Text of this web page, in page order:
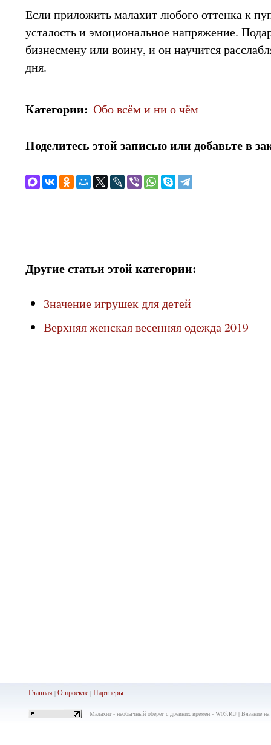
Если приложить малахит любого оттенка к
усталость и эмоциональное напряжение.
бизнесмену или воину, и он научится
дня.
Категории: Обо всём и ни о чём
Поделитесь этой записью или добавьте в
Другие статьи этой категории:
Значение игрушек для детей
Верхняя женская весенняя одежда 2019
Главная| О проекте| Партнеры
Малахит - необычный оберег с древних времен - W05.RU | Вязание